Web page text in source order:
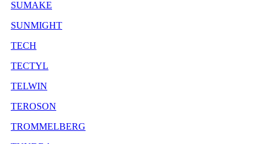
SUMAKE
SUNMIGHT
TECH
TECTYL
TELWIN
TEROSON
TROMMELBERG